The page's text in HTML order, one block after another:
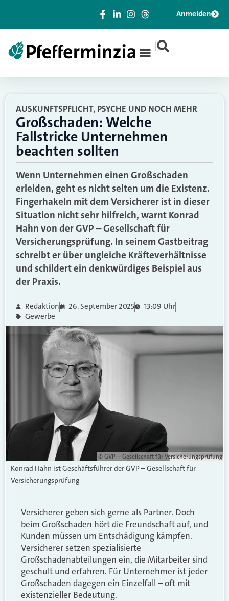
|
Anmelden
AUSKUNFTSPFLICHT, PSYCHE UND NOCH MEHR
Großschaden: Welche
Fallstricke Unternehmen
beachten sollten
Wenn Unternehmen einen Großschaden
erleiden, geht es nicht selten um die Existenz.
Fingerhakeln mit dem Versicherer ist in dieser
Situation nicht sehr hilfreich, warnt Konrad
Hahn von der GVP – Gesellschaft für
Versicherungsprüfung. In seinem Gastbeitrag
schreibt er über ungleiche Kräfteverhältnisse
und schildert ein denkwürdiges Beispiel aus
der Praxis.
Redaktion 26. September 2025
13:09 Uhr
Gewerbe
© GVP – Gesellschaft für Versicherungsprüfung
Konrad Hahn ist Geschäftsführer der GVP – Gesellschaft für
Versicherungsprüfung
Versicherer geben sich gerne als Partner. Doch
beim Großschaden hört die Freundschaft auf, und
Kunden müssen um Entschädigung kämpfen.
Versicherer setzen spezialisierte
Großschadenabteilungen ein, die Mitarbeiter sind
geschult und erfahren. Für Unternehmer ist jeder
Großschaden dagegen ein Einzelfall – oft mit
existenzieller Bedeutung.